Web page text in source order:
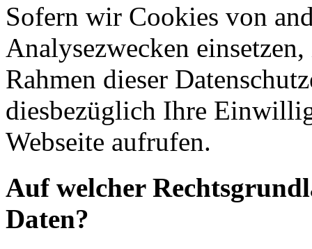
Sofern wir Cookies von
Analysezwecken
Rahmen dieser
diesbezüglich Ihre
Webseite aufrufen.
Auf welcher
Daten?